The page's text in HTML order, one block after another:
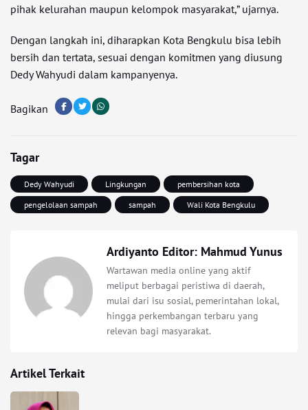
pihak kelurahan maupun kelompok masyarakat,” ujarnya.
Dengan langkah ini, diharapkan Kota Bengkulu bisa lebih
bersih dan tertata, sesuai dengan komitmen yang diusung
Dedy Wahyudi dalam kampanyenya.
Bagikan
Tagar
Dedy Wahyudi Lingkungan
pembersihan kota
pengelolaan sampah
sampah Wali Kota Bengkulu
Ardiyanto Editor: Mahmud Yunus
Wartawan media online yang aktif
meliput berbagai peristiwa di daerah,
mulai dari isu sosial, pemerintahan lokal,
hingga perkembangan terbaru yang
relevan bagi masyarakat.
Artikel Terkait